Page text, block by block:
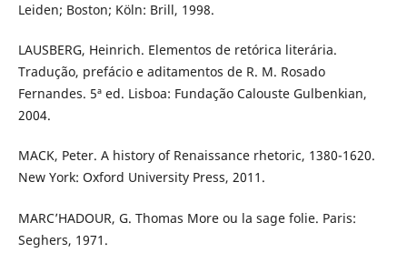
Leiden; Boston; Köln: Brill, 1998.
LAUSBERG, Heinrich. Elementos de retórica literária.
Tradução, prefácio e aditamentos de R. M. Rosado
Fernandes. 5ª ed. Lisboa: Fundação Calouste Gulbenkian,
2004.
MACK, Peter. A history of Renaissance rhetoric, 1380-1620.
New York: Oxford University Press, 2011.
MARC’HADOUR, G. Thomas More ou la sage folie. Paris:
Seghers, 1971.